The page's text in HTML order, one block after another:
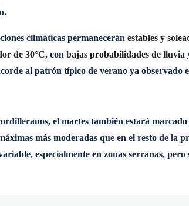
climáticas permanecerán estables y
de 30°C, con bajas probabilidades de lluvia
al patrón típico de verano ya observado
el martes también estará
más moderadas que en el resto de la
especialmente en zonas serranas,